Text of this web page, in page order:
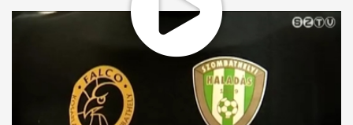
A tavalyi akció szerencsét hozott: a Haladás a Debrecen, a
Falco pedig a Sopron ellen aratott győzelmet. Ezen a
hétvégén a szombathelyi kosárcsapat a Körmendet fogadja,
s aki elővételben belépőjegyet vált az összecsapásra vagy
Falco-bérlete van, másnap ingyen mehet a Haladás-
Ferencváros örökrangadóra.